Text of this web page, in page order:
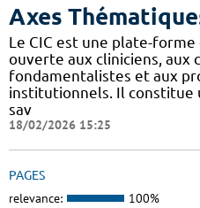
Axes
Le CIC est une plate-
ouverte aux cliniciens, aux
fondamentalistes et aux
institutionnels. Il constitue
sav
18/02/2026 15:25
PAGES
relevance: 100%